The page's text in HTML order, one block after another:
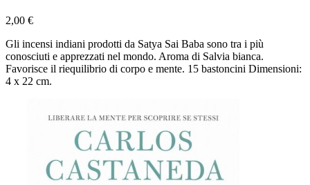
2,00 €
Gli incensi indiani prodotti da Satya Sai Baba sono tra i più
conosciuti e apprezzati nel mondo. Aroma di Salvia bianca.
Favorisce il riequilibrio di corpo e mente. 15 bastoncini Dimensioni:
4 x 22 cm.